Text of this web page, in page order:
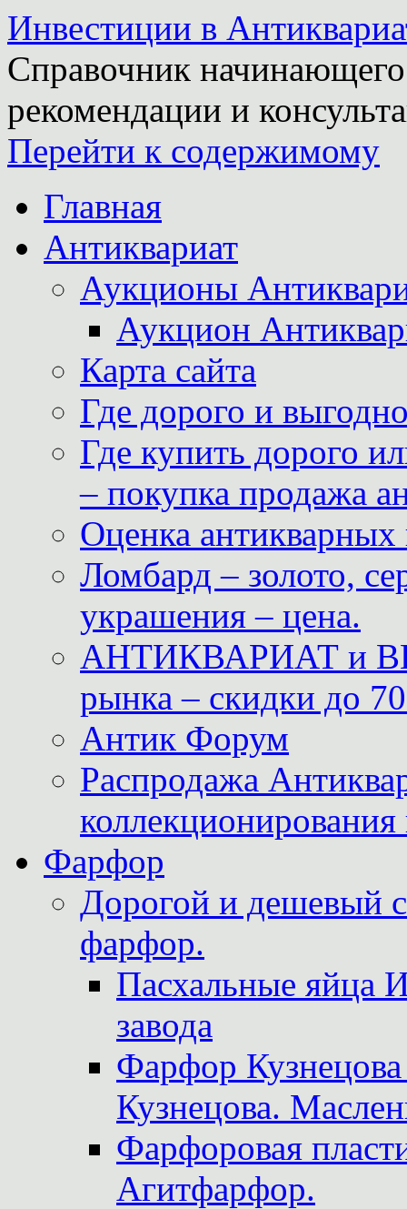
Инвестиции в
Справочник
рекомендации и
Перейти к содержимому
Главная
Антиквариат
Аукционы
Аукцион
Карта сайта
Где дорого и
Где купить дорого
– покупка продажа
Оценка антикварных
Ломбард – золото,
украшения – цена.
АНТИКВАРИАТ и
рынка – скидки до
Антик Форум
Распродажа
Фарфор
Дорогой и дешевый
фарфор.
Пасхальные яйца
завода
Фарфор
Кузнецова.
Фарфоровая
Агитфарфор.